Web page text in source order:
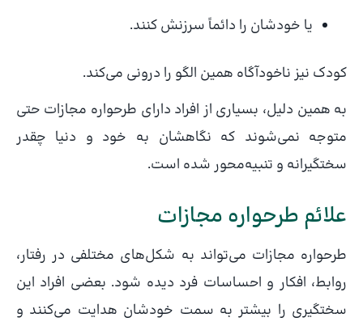
یا خودشان را دائماً سرزنش کنند.
کودک نیز ناخودآگاه همین الگو را درونی می‌کند.
به همین دلیل، بسیاری از افراد دارای طرحواره مجازات حتی
متوجه نمی‌شوند که نگاهشان به خود و دنیا چقدر
سختگیرانه و تنبیه‌محور شده است.
علائم طرحواره مجازات
طرحواره مجازات می‌تواند به شکل‌های مختلفی در رفتار،
روابط، افکار و احساسات فرد دیده شود. بعضی افراد این
سختگیری را بیشتر به سمت خودشان هدایت می‌کنند و